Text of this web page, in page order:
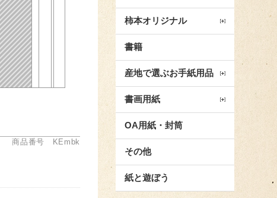
商品番号 KEmbk
柿本オリジナル
書籍
産地で選ぶお手紙用品
書画用紙
OA用紙・封筒
その他
紙と遊ぼう